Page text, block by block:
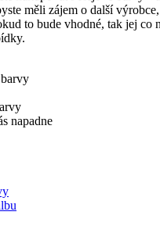
měli zájem o další
to bude vhodné, tak jej co
napadne